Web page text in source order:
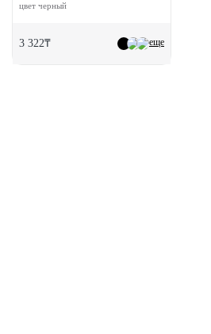
еще
цвет черный
3 322₸